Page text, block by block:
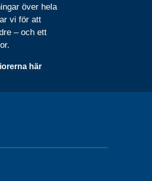
över hela
vi för att
– och ett
här